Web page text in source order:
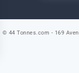
© 44 Tonnes.com - 169